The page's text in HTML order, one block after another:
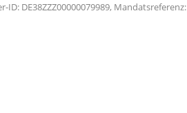
DE38ZZZ00000079989, Mandatsreferenz: